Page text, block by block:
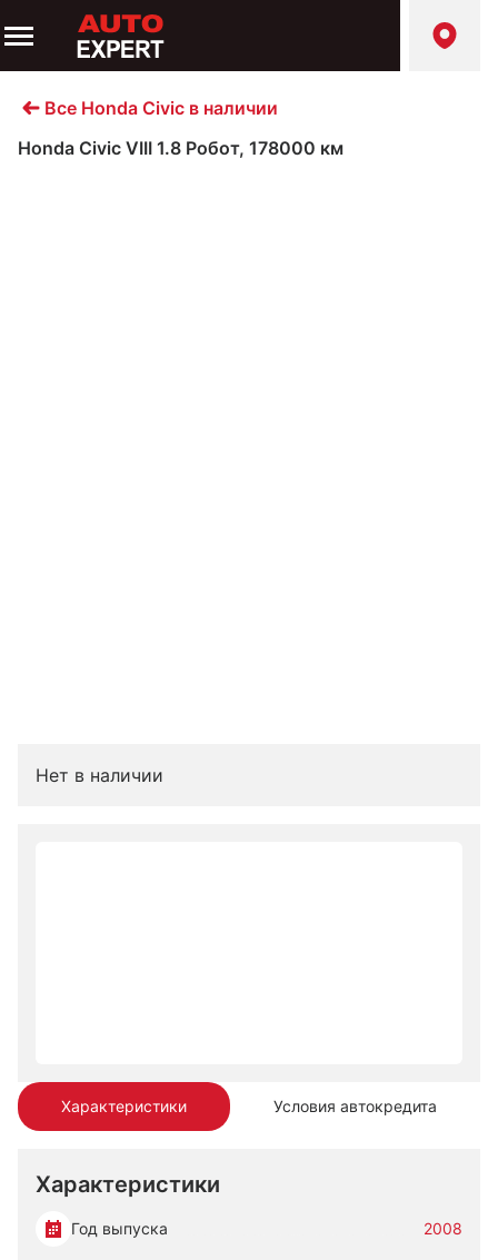
Все Honda Civic в наличии
Honda Civic VIII 1.8 Робот, 178000 км
Характеристики Условия автокредита
Характеристики
Год выпуска 2008
Нет в наличии